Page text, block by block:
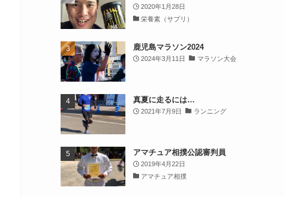
2020年1月28日
栄養素（サプリ）
鹿児島マラソン2024
2024年3月11日 マラソン大会
真夏に走るには…
2021年7月9日 ランニング
アマチュア相撲公認審判員
2019年4月22日
アマチュア相撲